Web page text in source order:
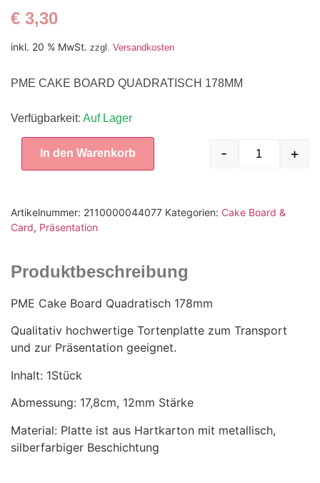
€ 3,30
inkl. 20 % MwSt. zzgl. Versandkosten
PME CAKE BOARD QUADRATISCH 178MM
Verfügbarkeit: Auf Lager
- +
In den Warenkorb
Artikelnummer: 2110000044077 Kategorien: Cake Board &
Card, Präsentation
Produktbeschreibung
PME Cake Board Quadratisch 178mm
Qualitativ hochwertige Tortenplatte zum Transport
und zur Präsentation geeignet.
Inhalt: 1Stück
Abmessung: 17,8cm, 12mm Stärke
Material: Platte ist aus Hartkarton mit metallisch,
silberfarbiger Beschichtung